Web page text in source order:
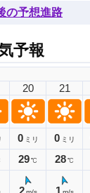
の予想進路
予報
20
0 ミリ
29℃
2
21
0 ミリ
28℃
1